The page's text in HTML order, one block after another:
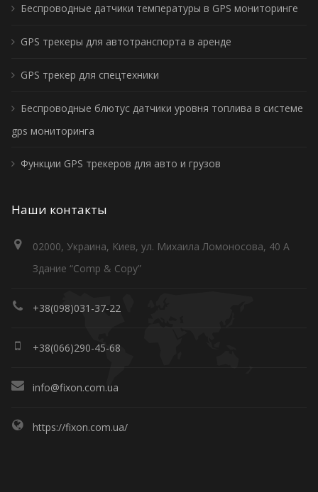
Беспроводные датчики температуры в GPS мониторинге
GPS трекеры для автотранспорта в аренде
GPS трекер для спецтехники
Беспроводные блютус датчики уровня топлива в системе
gps мониторинга
Функции GPS трекеров для авто и грузов
Наши контакты
02000, Украина, Киев, ул. Михаила Ломоносова, 40 А
Здание “Comp & Copy”
+38(098)031-37-22
+38(066)290-45-68
info@fixon.com.ua
https://fixon.com.ua/